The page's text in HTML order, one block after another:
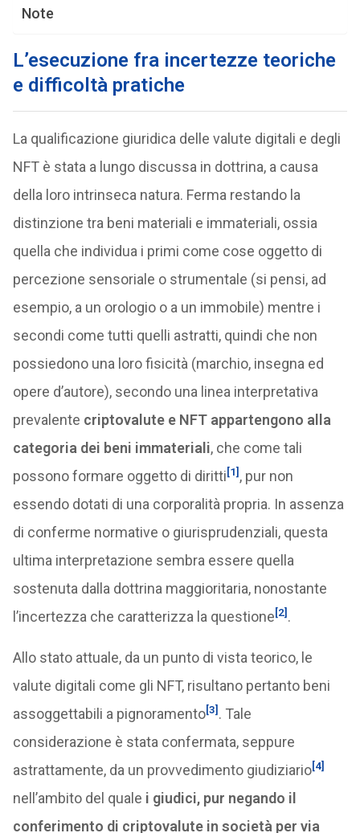
Note
L’esecuzione fra incertezze teoriche
e difficoltà pratiche
La qualificazione giuridica delle valute digitali e degli
NFT è stata a lungo discussa in dottrina, a causa
della loro intrinseca natura. Ferma restando la
distinzione tra beni materiali e immateriali, ossia
quella che individua i primi come cose oggetto di
percezione sensoriale o strumentale (si pensi, ad
esempio, a un orologio o a un immobile) mentre i
secondi come tutti quelli astratti, quindi che non
possiedono una loro fisicità (marchio, insegna ed
opere d’autore), secondo una linea interpretativa
prevalente criptovalute e NFT appartengono alla
categoria dei beni immateriali, che come tali
possono formare oggetto di diritti[1] , pur non
essendo dotati di una corporalità propria. In assenza
di conferme normative o giurisprudenziali, questa
ultima interpretazione sembra essere quella
sostenuta dalla dottrina maggioritaria, nonostante
l’incertezza che caratterizza la questione[2] .
Allo stato attuale, da un punto di vista teorico, le
valute digitali come gli NFT, risultano pertanto beni
assoggettabili a pignoramento[3] . Tale
considerazione è stata confermata, seppure
astrattamente, da un provvedimento giudiziario[4]
nell’ambito del quale i giudici, pur negando il
conferimento di criptovalute in società per via